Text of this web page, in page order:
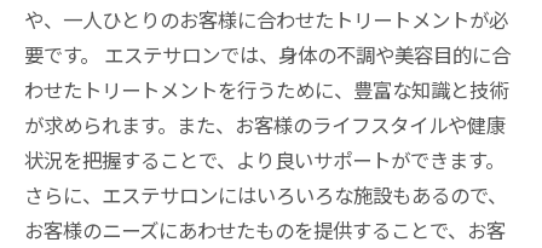
や、一人ひとりのお客様に合わせたトリートメントが必
要です。 エステサロンでは、身体の不調や美容目的に合
わせたトリートメントを行うために、豊富な知識と技術
が求められます。また、お客様のライフスタイルや健康
状況を把握することで、より良いサポートができます。
さらに、エステサロンにはいろいろな施設もあるので、
お客様のニーズにあわせたものを提供することで、お客